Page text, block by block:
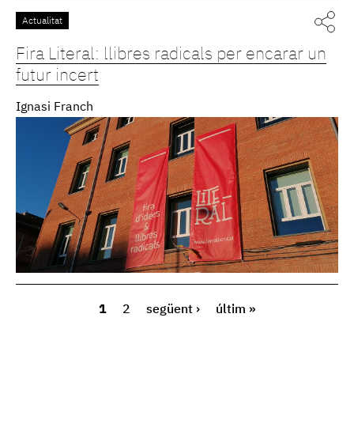
Actualitat
Fira Literal: llibres radicals per encarar un
futur incert
Ignasi Franch
1 2 següent › últim »